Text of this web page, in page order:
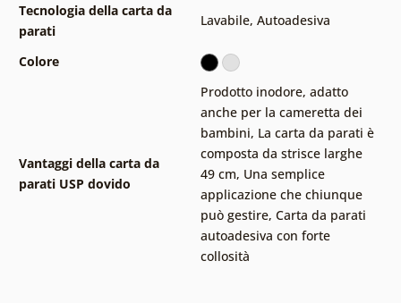
Tecnologia della carta da
parati
Lavabile, Autoadesiva
Colore
Vantaggi della carta da
parati USP dovido
Prodotto inodore, adatto
anche per la cameretta dei
bambini, La carta da parati è
composta da strisce larghe
49 cm, Una semplice
applicazione che chiunque
può gestire, Carta da parati
autoadesiva con forte
collosità